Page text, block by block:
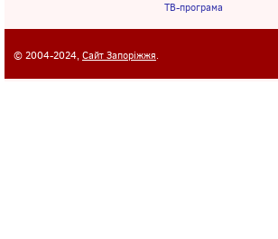
ТВ-програма
© 2004-2024, Сайт Запоріжжя.